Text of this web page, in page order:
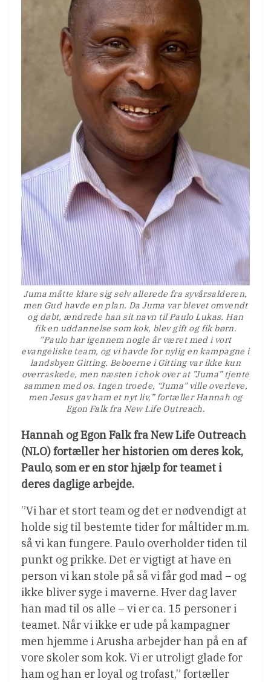
Juma måtte klare sig selv allerede fra syvårsalderen,
men Gud havde en plan. Da Juma var blevet omvendt
og døbt, ændrede han sit navn til Paulo Lukas. Han
fik en uddannelse som kok, blev gift og fik børn.
”Paulo har igennem nogle år været med i vort
evangeliske team, og vi havde for nylig en kampagne i
landsbyen Gitting. Beboerne i Gitting var ikke kun
overraskede, men næsten i chok over at ”Juma” tjente
sammen med os. Ingen troede, “Juma” ville overleve,
men Jesus gav ham et nyt liv,” fortæller Hannah og
Egon Falk fra New Life Outreach.
Hannah og Egon Falk fra New Life Outreach
(NLO) fortæller her historien om deres kok,
Paulo, som er en stor hjælp for teamet i
deres daglige arbejde.
”Vi har et stort team og det er nødvendigt at
holde sig til bestemte tider for måltider m.m.
så vi kan fungere. Paulo overholder tiden til
punkt og prikke. Det er vigtigt at have en
person vi kan stole på så vi får god mad – og
ikke bliver syge i maverne. Hver dag laver
han mad til os alle – vi er ca. 15 personer i
teamet. Når vi ikke er ude på kampagner
men hjemme i Arusha arbejder han på en af
vore skoler som kok. Vi er utroligt glade for
ham og han er loyal og trofast,” fortæller